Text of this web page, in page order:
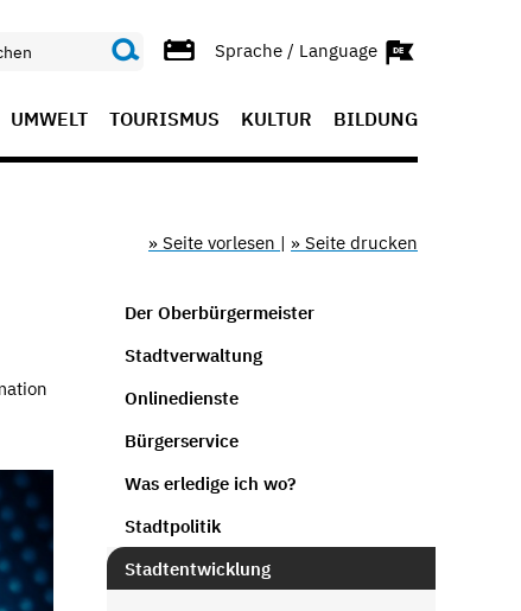
Sprache / Language
UMWELT TOURISMUS KULTUR BILDUNG
» Seite vorlesen | » Seite drucken
Der Oberbürgermeister
Stadtverwaltung
Onlinedienste
Bürgerservice
Was erledige ich wo?
Stadtpolitik
Stadtentwicklung